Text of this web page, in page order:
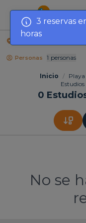
Personas 1 Personas
Inicio / Playa
0
No se
3 reservas
horas